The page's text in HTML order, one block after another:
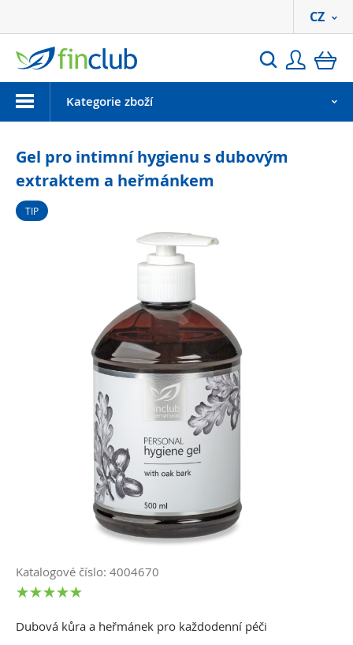
Hledat
CZ
MenuKategorie zboží
Gel pro intimní hygienu s dubovým
extraktem a heřmánkem
TIP
Katalogové číslo: 4004670
Dubová kůra a heřmánek pro každodenní péči